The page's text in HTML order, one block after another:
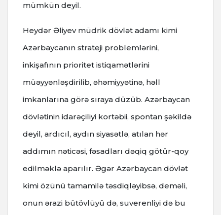
mümkün deyil.
Heydər Əliyev müdrik dövlət adamı kimi
Azərbaycanın strateji problemlərini,
inkişafının prioritet istiqamətlərini
müəyyənləşdirilib, əhəmiyyətinə, həll
imkanlarına görə sıraya düzüb. Azərbaycan
dövlətinin idarəçiliyi kortəbii, spontan şəkildə
deyil, ardıcıl, aydın siyasətlə, atılan hər
addımın nəticəsi, fəsadları dəqiq götür-qoy
edilməklə aparılır. Əgər Azərbaycan dövlət
kimi özünü tamamilə təsdiqləyibsə, deməli,
onun ərazi bütövlüyü də, suverenliyi də bu